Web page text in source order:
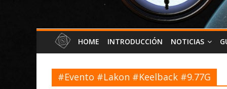
HOME INTRODUCCIÓN NOTICIAS
#Evento #Lakon #Keelback #9.77G